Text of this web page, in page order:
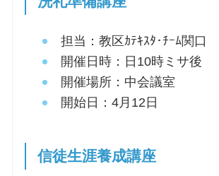
担当：教区ｶﾃｷｽﾀ･ﾁｰﾑ関口
開催日時：日 10時ミサ後
開催場所：中会議室
開始日：4月 12 日
信徒生涯養成講座